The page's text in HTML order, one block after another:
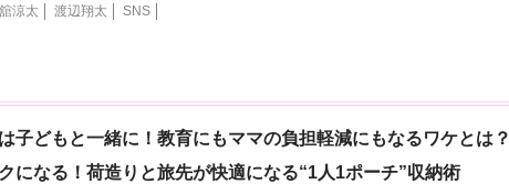
涼太 渡辺翔太 SNS
子どもと一緒に！教育にもママの負担軽減にもなるワケとは？
になる！荷造りと旅先が快適になる“1人1ポーチ”収納術